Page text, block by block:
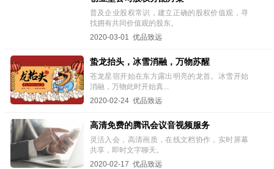
普及企业股权常识，建立正确的股权价值观，寻
找拥有共同价值观的股东。
2020-03-01 优品致远
蛰龙抬头，冰雪消融，万物苏醒
苍龙星宿开始在东方露出明亮的龙首。冰雪开始
消融，万物此时开始真...
2020-02-24 优品致远
高清免费的腾讯会议音视频服务
灵活入会，高清画质，在线文档协作，实时屏幕
共享，即时文字聊天。
2020-02-17 优品致远